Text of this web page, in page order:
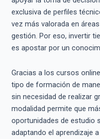
exclusiva de perfiles
vez más valorada en
gestión. Por eso, invertir
es apostar por un
Gracias a los cursos
tipo de formación de
sin necesidad de realizar
modalidad permite que
oportunidades de estudio
adaptando el aprendizaje